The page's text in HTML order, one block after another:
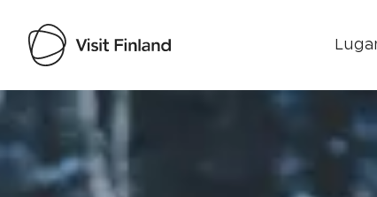
Visit Finland